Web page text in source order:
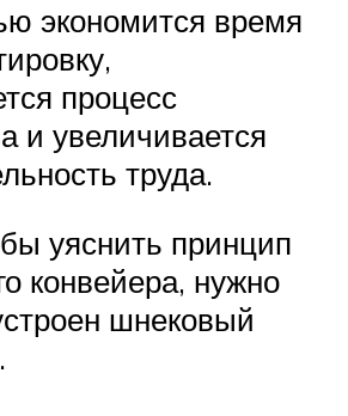
экономится время
процесс
и увеличивается
труда.
уяснить принцип
конвейера, нужно
шнековый